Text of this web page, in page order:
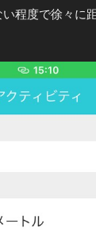
程度で徐々に